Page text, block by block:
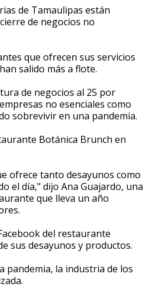
de Tamaulipas están
de negocios no
que ofrecen sus servicios
salido más a flote.
de negocios al 25 por
no esenciales como
sobrevivir en una pandemia.
Botánica Brunch en
ofrece tanto desayunos como
el día," dijo Ana Guajardo, una
que lleva un año
del restaurante
sus desayunos y productos.
pandemia, la industria de los